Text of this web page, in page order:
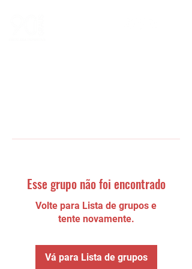
Esse grupo não foi encontrado
Volte para Lista de grupos e
tente novamente.
Vá para Lista de grupos